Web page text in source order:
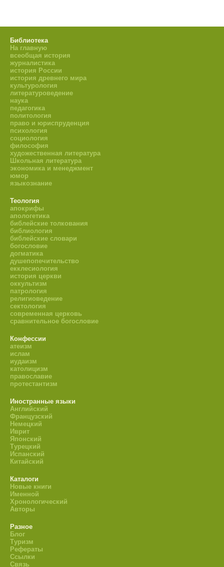
Библиотека
На главную
всеобщая история
журналистика
история России
история древнего мира
культурология
литературоведение
наука
педагогика
политология
право и юриспруденция
психология
социология
философия
художественная литература
Школьная литература
экономика и менеджмент
юмор
языкознание
Теология
апокрифы
апологетика
библейские толкования
библиология
библейские словари
богословие
догматика
душепопечительство
екклесиология
история церкви
оккультизм
патрология
религиоведение
сектология
современная церковь
сравнительное богословие
Конфессии
атеизм
ислам
иудаизм
католицизм
православие
протестантизм
Иностранные языки
Английский
Французский
Немецкий
Иврит
Японский
Турецкий
Испанский
Китайский
Каталоги
Новые книги
Именной
Хронологический
Авторы
Разное
Блог
Туризм
Рефераты
Ссылки
Связь